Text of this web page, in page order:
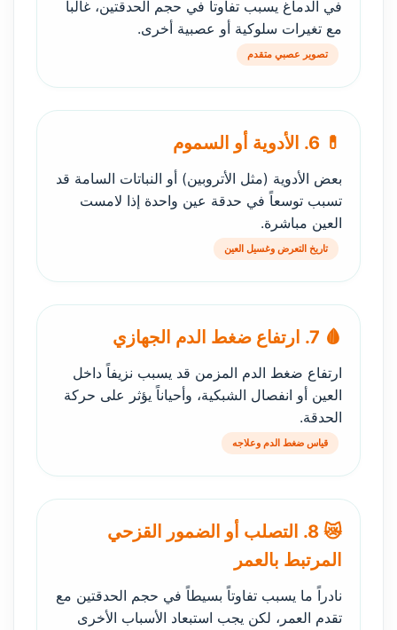
في الدماغ يسبب تفاوتاً في حجم الحدقتين، غالباً
مع تغيرات سلوكية أو عصبية أخرى.
تصوير عصبي متقدم
💊 6. الأدوية أو السموم
بعض الأدوية (مثل الأتروبين) أو النباتات السامة قد
تسبب توسعاً في حدقة عين واحدة إذا لامست
العين مباشرة.
تاريخ التعرض وغسيل العين
🩸 7. ارتفاع ضغط الدم الجهازي
ارتفاع ضغط الدم المزمن قد يسبب نزيفاً داخل
العين أو انفصال الشبكية، وأحياناً يؤثر على حركة
الحدقة.
قياس ضغط الدم وعلاجه
😿 8. التصلب أو الضمور القزحي
المرتبط بالعمر
نادراً ما يسبب تفاوتاً بسيطاً في حجم الحدقتين مع
تقدم العمر، لكن يجب استبعاد الأسباب الأخرى